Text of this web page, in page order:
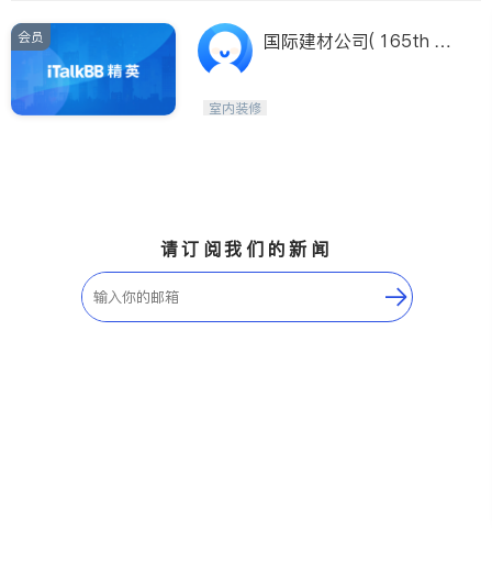
会员
国际建材公司( 165th Str
室内装修
请订阅我们的新闻